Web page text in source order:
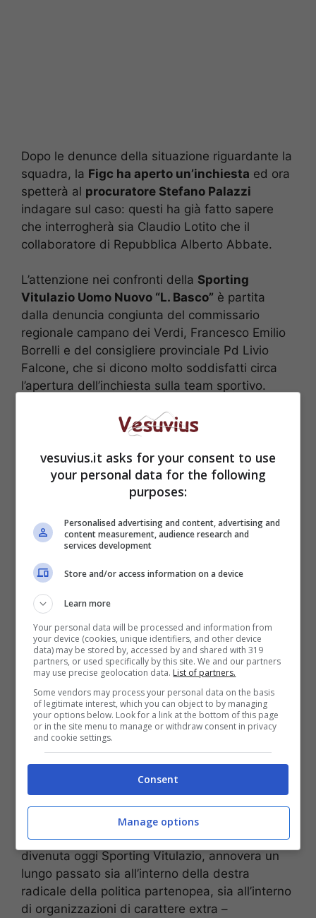
Dopo le denunce della situazione riguardante la
squadra, la Figc ha aperto un’inchiesta ed ora
spetterà al procuratore Stefano Palazzi
indagare sul caso: questi ha già fatto sapere
che interrogherà sia Claudio Lotito che il
collaboratore di Repubblica Alberto Abbate.
L’attenzione nei confronti della Sporting
Vitulazio Uomo Nuovo “L. Basco” è partita
dalla denuncia congiunta del commissario
regionale campano dei Verdi, Francesco Emilio
Borrelli e del consigliere provinciale Pd Livio
Falcone, che si dicono molto soddisfatti circa
l’apertura dell’inchiesta sulla team sportivo.
– ha aspetti politico economici davvero
preoccupanti e non vorremmo che a pagare
fossero solo i ragazzi che in buona fede si
impegnano in questo sport. Chiediamo che la
Figc operi celermente adottando misure dure
Denunciamo anche che ci sono arrivate diverse
telefonate minatoriedi pseudo “camerati” che
ci hanno intimato di non interessarci più della
squadra e degli affari di Trisciuoglio. Noi invece
andremo fino in fondo in questa “sporca”
vicenda».
Trisciuoglio, il presidente dell’ex Stella Rossa
divenuta oggi Sporting Vitulazio, annovera un
lungo passato sia all’interno della destra
radicale della politica partenopea, sia all’interno
di organizzazioni di carattere extra –
vesuvius.it asks for your consent to use
your personal data for the following
purposes:
Personalised advertising and content, advertising and
content measurement, audience research and
services development
Store and/or access information on a device
Learn more
Your personal data will be processed and information from
your device (cookies, unique identifiers, and other device
data) may be stored by, accessed by and shared with 319
partners, or used specifically by this site. We and our partners
may use precise geolocation data. List of partners.
Some vendors may process your personal data on the basis
of legitimate interest, which you can object to by managing
your options below. Look for a link at the bottom of this page
or in the site menu to manage or withdraw consent in privacy
and cookie settings.
Consent
Manage options